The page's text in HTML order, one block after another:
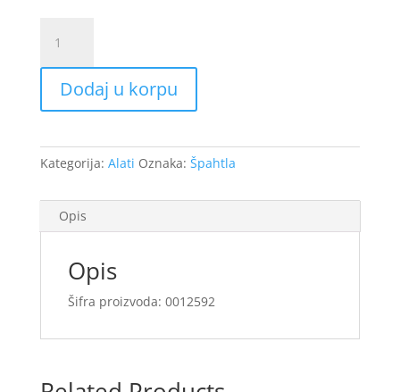
drvenom
drškom
16cm
Dodaj u korpu
Kategorija: Alati Oznaka: Špahtla
Opis
Opis
Šifra proizvoda: 0012592